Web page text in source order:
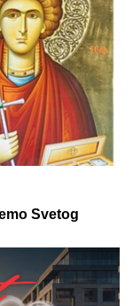
ozbiljno
DOVEZLA
se grle i
ga: Blista